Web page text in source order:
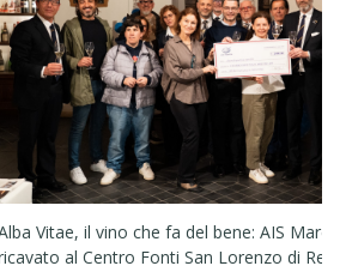
fa del bene: AIS Marche consegna il
San Lorenzo di Recanati